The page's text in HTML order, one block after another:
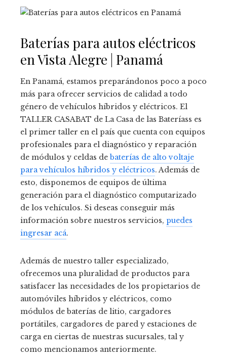
Baterías para autos eléctricos
en Vista Alegre | Panamá
En Panamá, estamos preparándonos poco a poco
más para ofrecer servicios de calidad a todo
género de vehículos híbridos y eléctricos. El
TALLER CASABAT de La Casa de las Bateríass es
el primer taller en el país que cuenta con equipos
profesionales para el diagnóstico y reparación
de módulos y celdas debaterías de alto voltaje
para vehículos híbridos y eléctricos. Además de
esto, disponemos de equipos de última
generación para el diagnóstico computarizado
de los vehículos. Si deseas conseguir más
información sobre nuestros servicios, puedes
ingresar acá.
Además de nuestro taller especializado,
ofrecemos una pluralidad de productos para
satisfacer las necesidades de los propietarios de
automóviles híbridos y eléctricos, como
módulos de baterías de litio, cargadores
portátiles, cargadores de pared y estaciones de
carga en ciertas de nuestras sucursales, tal y
como mencionamos anteriormente.